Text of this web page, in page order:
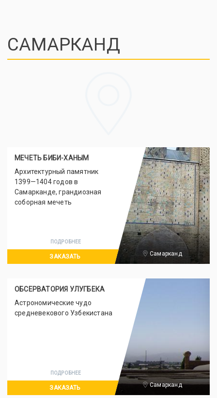
САМАРКАНД
Самарканд
МЕЧЕТЬ БИБИ-ХАНЫМ
Архитектурный памятник
1399—1404 годов в
Самарканде, грандиозная
соборная мечеть
ПОДРОБНЕЕ
ЗАКАЗАТЬ
Самарканд
ОБСЕРВАТОРИЯ УЛУГБЕКА
Астрономические чудо
средневекового Узбекистана
ПОДРОБНЕЕ
ЗАКАЗАТЬ